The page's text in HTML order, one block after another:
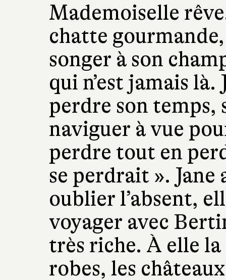
Mademoiselle
chatte
songer à son
qui n’est jamais
perdre son temps,
naviguer à vue
perdre tout en
se perdrait ». Jane
oublier l’absent,
voyager avec
très riche. À elle
robes, les